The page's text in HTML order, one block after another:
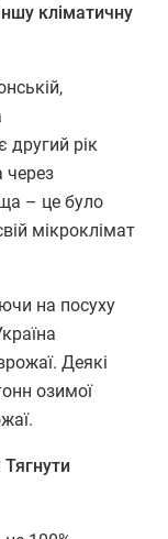
кліматичну
другий рік
через
– це було
мікроклімат
на посуху
Деякі
озимої